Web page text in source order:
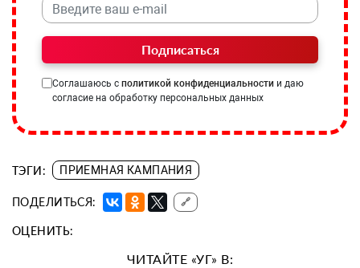
Подписаться
Соглашаюсь с политикой конфиденциальности и даю
согласие на обработку персональных данных
ТЭГИ: ПРИЕМНАЯ КАМПАНИЯ
ПОДЕЛИТЬСЯ: 🔗
ОЦЕНИТЬ:
ЧИТАЙТЕ «УГ» В: